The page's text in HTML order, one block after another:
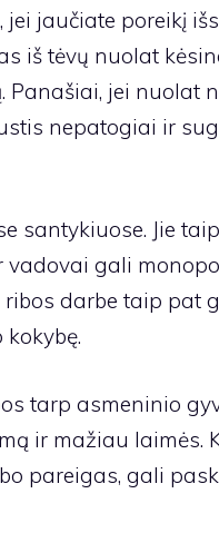
jaučiate poreikį
iš tėvų nuolat
jei nuolat
nepatogiai ir
santykiuose. Jie
gali
darbe taip pat
tarp asmeninio
ir mažiau laimės.
pareigas, gali